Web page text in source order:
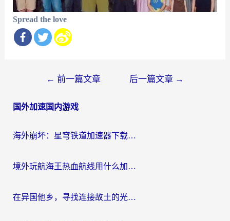
Spread the love
导
← 前一篇文章 后一篇文章 →
国外加速国内游戏
海外崩坏：星穹铁道加速器下载安装：一份给游子的终极网络指南
境外玩航海王热血航线用什么加速器？2026海外玩家实测最优方案（附欧洲问道堡垒前线加速技巧）
在异国他乡，寻找连接故土的光明大陆免费加速器